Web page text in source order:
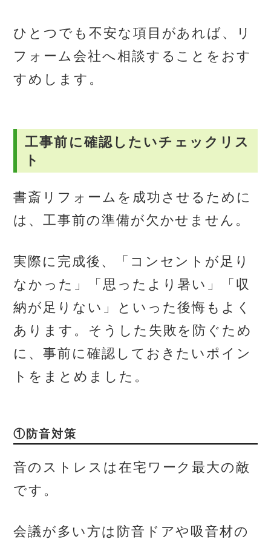
ひとつでも不安な項目があれば、リ
フォーム会社へ相談することをおす
すめします。
工事前に確認したいチェックリス
ト
書斎リフォームを成功させるために
は、工事前の準備が欠かせません。
実際に完成後、「コンセントが足り
なかった」「思ったより暑い」「収
納が足りない」といった後悔もよく
あります。そうした失敗を防ぐため
に、事前に確認しておきたいポイン
トをまとめました。
①防音対策
音のストレスは在宅ワーク最大の敵
です。
会議が多い方は防音ドアや吸音材の